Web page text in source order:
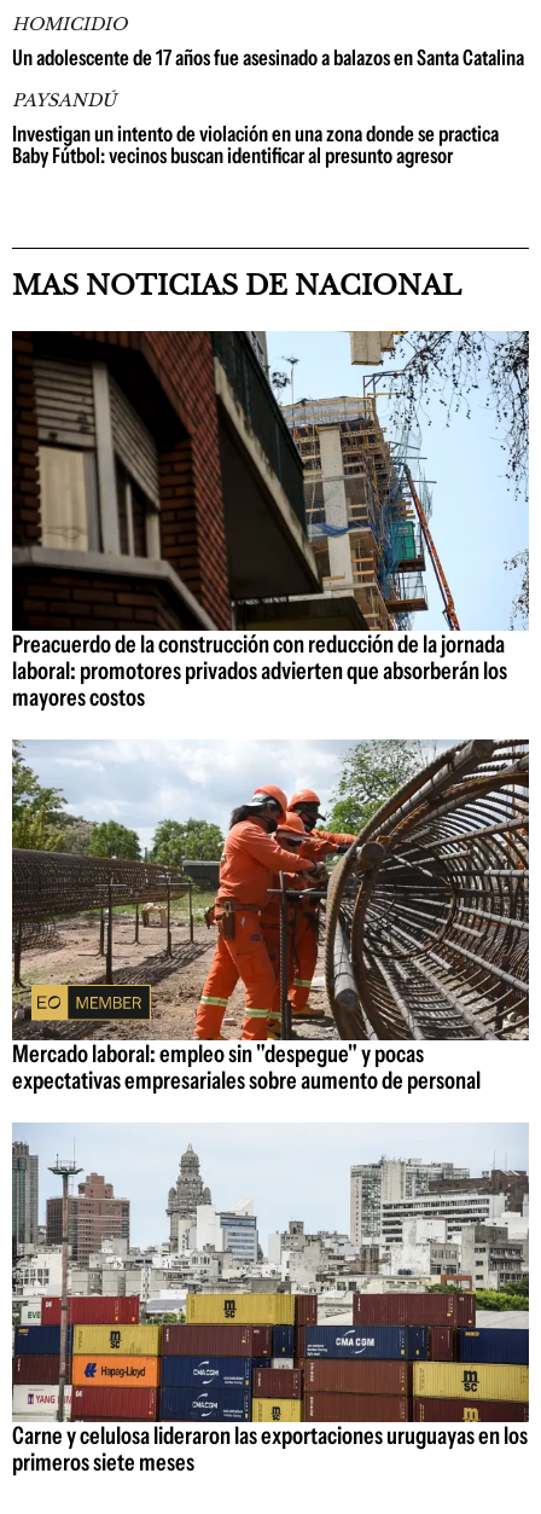
HOMICIDIO
Un adolescente de 17 años fue asesinado a balazos en Santa Catalina
PAYSANDÚ
Investigan un intento de violación en una zona donde se practica
Baby Fútbol: vecinos buscan identificar al presunto agresor
MAS NOTICIAS DE NACIONAL
Preacuerdo de la construcción con reducción de la jornada
laboral: promotores privados advierten que absorberán los
mayores costos
Mercado laboral: empleo sin "despegue" y pocas
expectativas empresariales sobre aumento de personal
Carne y celulosa lideraron las exportaciones uruguayas en los
primeros siete meses